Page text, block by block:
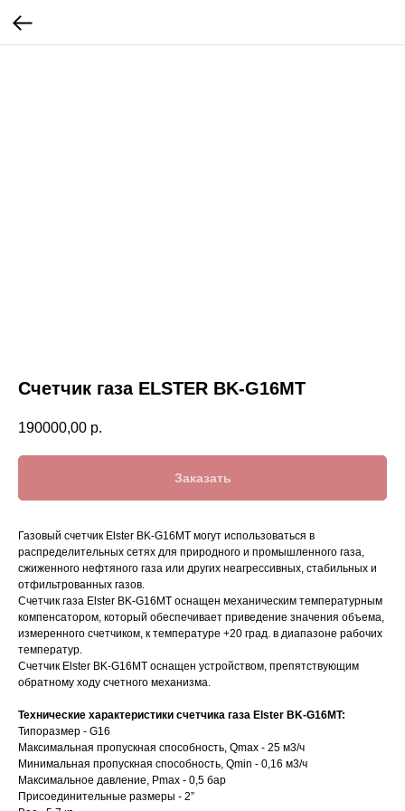
Счетчик газа ELSTER BK-G16MT
190000,00 р.
Заказать
Газовый счетчик Elster BK-G16MT могут использоваться в
распределительных сетях для природного и промышленного газа,
сжиженного нефтяного газа или других неагрессивных, стабильных и
отфильтрованных газов.
Счетчик газа Elster BK-G16MT оснащен механическим температурным
компенсатором, который обеспечивает приведение значения объема,
измеренного счетчиком, к температуре +20 град. в диапазоне рабочих
температур.
Счетчик Elster BK-G16MT оснащен устройством, препятствующим
обратному ходу счетного механизма.
Технические характеристики счетчика газа Elster BK-G16MT:
Типоразмер - G16
Максимальная пропускная способность, Qmax - 25 м3/ч
Минимальная пропускная способность, Qmin - 0,16 м3/ч
Максимальное давление, Pmax - 0,5 бар
Присоединительные размеры - 2”